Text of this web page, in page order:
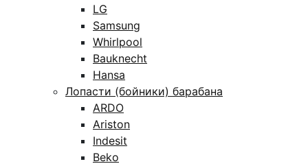
LG
Samsung
Whirlpool
Bauknecht
Hansa
Лопасти (бойники) барабана
ARDO
Ariston
Indesit
Beko